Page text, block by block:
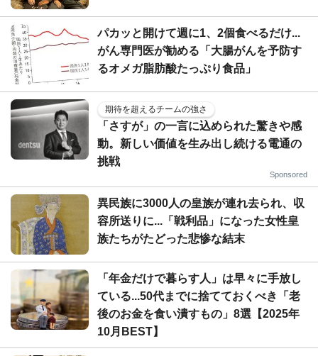
パカッと開けて週に1、2個食べるだけ...
がん専門医が勧める「大腸がんを予防す
るオメガ脂肪酸たっぷり食品」
期待を超えるチームの強さ
「さすが」の一言に込められた驚きや感
動。新しい価値を生み出し続ける電通の
挑戦
Sponsored
異民族に3000人の皇族が連れ去られ、収
容所送りに...「戦利品」になった女性皇
族たちがたどった悲惨な結末
「年金だけで暮らす人」は早々に手放し
ている...50代までに捨てておくべき「老
後のお金を食い潰すもの」8選【2025年
10月BEST】